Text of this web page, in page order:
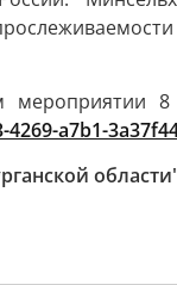
a7b1-